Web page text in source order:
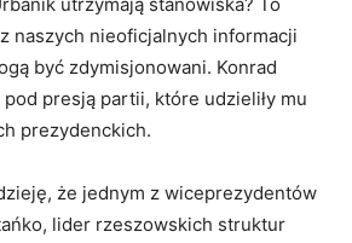
naszych nieoficjalnych informacji
być zdymisjonowani. Konrad
presją partii, które udzieliły mu
prezydenckich.
że jednym z wiceprezydentów
lider rzeszowskich struktur